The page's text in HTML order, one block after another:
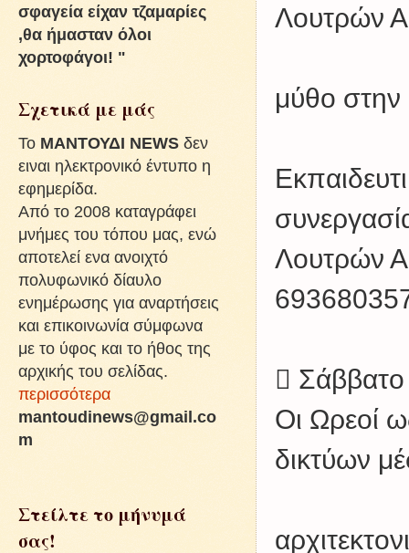
Λουτρών
μύθο στην
Λουτρών

Οι Ωρεοί
δικτύων
σφαγεία είχαν τζαμαρίες
,θα ήμασταν όλοι
χορτοφάγοι! "
Σχετικά με μάς
To ΜΑΝΤΟΥΔΙ NEWS δεν
ειναι ηλεκτρονικό έντυπο η
εφημερίδα.
Από το 2008 καταγράφει
μνήμες του τόπου μας, ενώ
αποτελεί ενα ανοιχτό
πολυφωνικό δίαυλο
ενημέρωσης για αναρτήσεις
και επικοινωνία σύμφωνα
με το ύφος και το ήθος της
αρχικής του σελίδας.
περισσότερα
mantoudinews@gmail.co
m
Στείλτε το μήνυμά
σας!